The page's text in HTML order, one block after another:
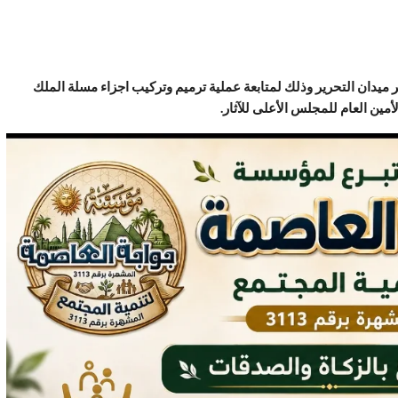
ميدان التحرير وذلك لمتابعة عملية ترميم وتركيب اجزاء مسلة الملك
العام للمجلس الأعلى للآثار.